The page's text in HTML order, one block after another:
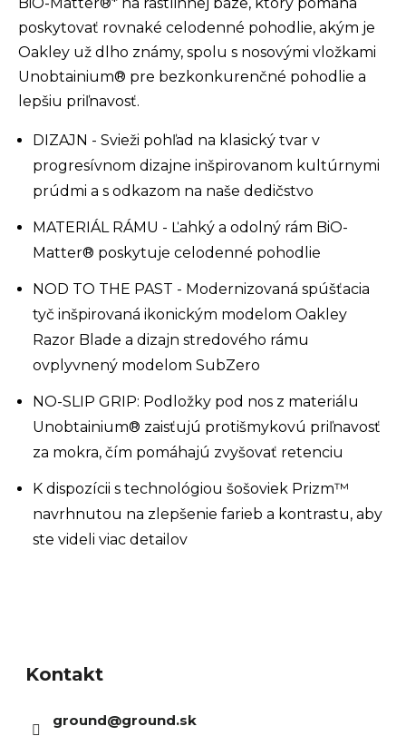
poskytovať rovnaké celodenné pohodlie, akým je
Oakley už dlho známy, spolu s nosovými vložkami
Unobtainium® pre bezkonkurenčné pohodlie a
lepšiu priľnavosť.
DIZAJN - Svieži pohľad na klasický tvar v
progresívnom dizajne inšpirovanom kultúrnymi
prúdmi a s odkazom na naše dedičstvo
MATERIÁL RÁMU - Ľahký a odolný rám BiO-
Matter® poskytuje celodenné pohodlie
NOD TO THE PAST - Modernizovaná spúšťacia
tyč inšpirovaná ikonickým modelom Oakley
Razor Blade a dizajn stredového rámu
ovplyvnený modelom SubZero
NO-SLIP GRIP: Podložky pod nos z materiálu
Unobtainium® zaisťujú protišmykovú priľnavosť
za mokra, čím pomáhajú zvyšovať retenciu
K dispozícii s technológiou šošoviek Prizm™
navrhnutou na zlepšenie farieb a kontrastu, aby
ste videli viac detailov
Kontakt
ground@ground.sk